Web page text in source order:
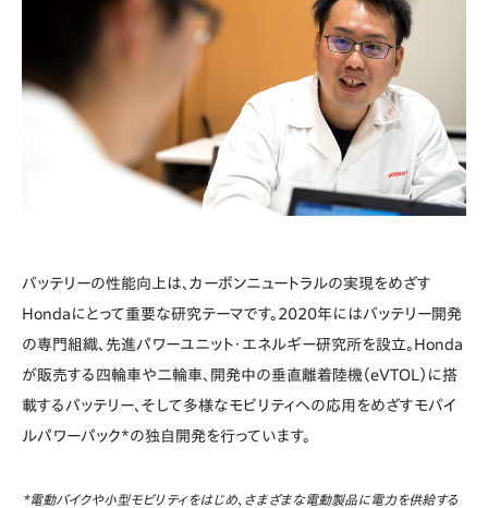
バッテリーの性能向上は、カーボンニュートラルの実現をめざす
Hondaにとって重要な研究テーマです。2020年にはバッテリー開発
の専門組織、先進パワーユニット・エネルギー研究所を設立。Honda
が販売する四輪車や二輪車、開発中の垂直離着陸機（eVTOL）に搭
載するバッテリー、そして多様なモビリティへの応用をめざすモバイ
ルパワーパック*の独自開発を行っています。
*電動バイクや小型モビリティをはじめ、さまざまな電動製品に電力を供給する